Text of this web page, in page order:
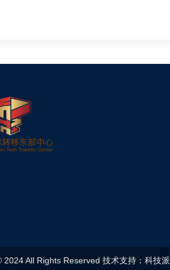
2024 All Rights Reserved 技术支持：科技派